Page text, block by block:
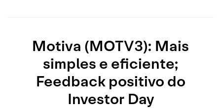
Motiva (MOTV3): Mais
simples e eficiente;
Feedback positivo do
Investor Day